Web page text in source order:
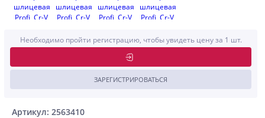
Артикул: 2563410
Необходимо пройти регистрацию, чтобы увидеть цену за 1 шт.
ЗАРЕГИСТРИРОВАТЬСЯ